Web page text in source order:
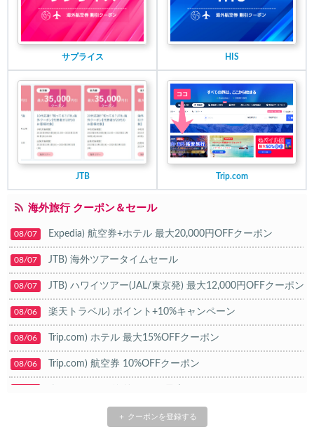
サプライス HIS
JTB Trip.com
海外旅行 クーポン＆セール
08/07 Expedia) 航空券+ホテル 最大20,000円OFFクーポン
08/07 JTB) 海外ツアータイムセール
08/07 JTB) ハワイツアー(JAL/東京発) 最大12,000円OFFクーポン
08/06 楽天トラベル) ポイント+10%キャンペーン
08/06 Trip.com) ホテル 最大15%OFFクーポン
08/06 Trip.com) 航空券 10%OFFクーポン
HIS) 海外航空券タイムセール
＋ クーポンを登録する